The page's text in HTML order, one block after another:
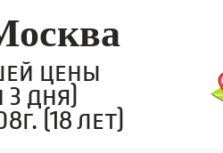
цены
3 дня)
(18 лет)